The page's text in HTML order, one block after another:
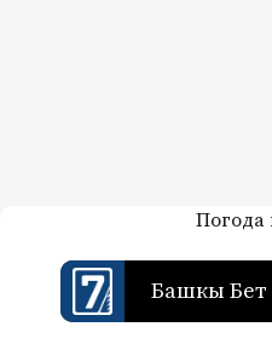
7-канал.
Жаңылыктар —Погода
Башкы Бет